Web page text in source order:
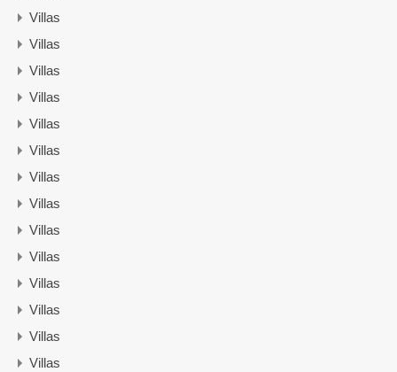
Villas
Villas
Villas
Villas
Villas
Villas
Villas
Villas
Villas
Villas
Villas
Villas
Villas
Villas